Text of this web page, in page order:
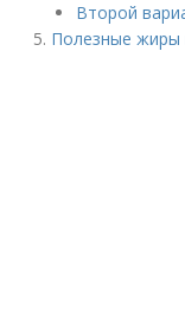
Второй
Полезные жиры